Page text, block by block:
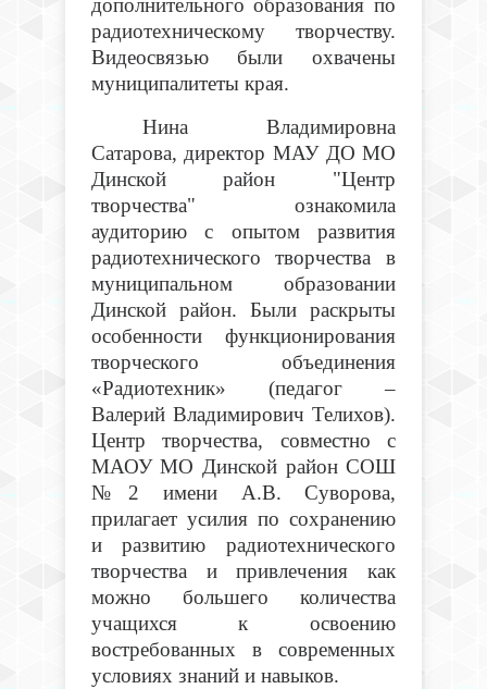
дополнительного образования по
радиотехническому творчеству.
Видеосвязью были охвачены
муниципалитеты края.
Нина Владимировна
Сатарова, директор МАУ ДО МО
Динской район "Центр
творчества" ознакомила
аудиторию с опытом развития
радиотехнического творчества в
муниципальном образовании
Динской район. Были раскрыты
особенности функционирования
творческого объединения
«Радиотехник» (педагог –
Валерий Владимирович Телихов).
Центр творчества, совместно с
МАОУ МО Динской район СОШ
№2 имени А.В. Суворова,
прилагает усилия по сохранению
и развитию радиотехнического
творчества и привлечения как
можно большего количества
учащихся к освоению
востребованных в современных
условиях знаний и навыков.